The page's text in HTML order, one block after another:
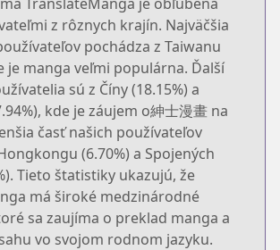
z rôznych krajín. Najväčšia
pochádza z Taiwanu
je manga veľmi populárna. Ďalší
sú z Číny (18.15%) a
kde je záujem o紳士漫畫 na
časť našich používateľov
(6.70%) a Spojených
Tieto štatistiky ukazujú, že
má široké medzinárodné
sa zaujíma o preklad manga a
vo svojom rodnom jazyku.